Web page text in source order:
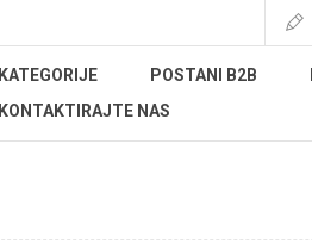
KATEGORIJE POSTANI B2B
KONTAKTIRAJTE NAS